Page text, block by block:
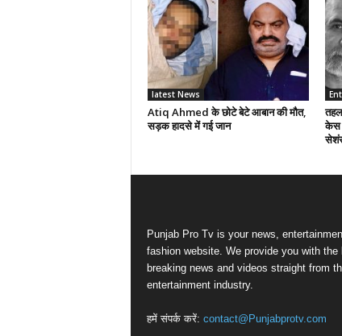
latest News
Atiq Ahmed के छोटे बेटे आबान की मौत,
सड़क हादसे में गई जान
केस
Punjab Pro Tv is your news,
fashion website. We provide you with the
breaking news and videos straight from
entertainment industry.
हमें संपर्क करें: contact@Punjabprotv.com